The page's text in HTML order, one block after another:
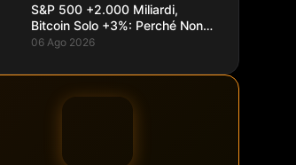
S&P 500 +2.000 Miliardi,
Bitcoin Solo +3%: Perché Non
Segue
06 Ago 2026